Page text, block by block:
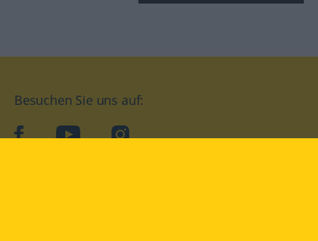
Besuchen Sie uns auf:
facebookYouTube Instagram